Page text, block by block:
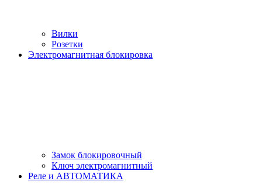
Вилки
Розетки
Электромагнитная блокировка
Замок блокировочный
Ключ электромагнитный
Реле и АВТОМАТИКА